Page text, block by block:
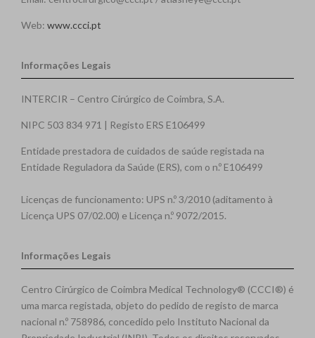
Web: www.ccci.pt
Informações Legais
INTERCIR – Centro Cirúrgico de Coimbra, S.A.
NIPC 503 834 971 | Registo ERS E106499
Entidade prestadora de cuidados de saúde registada na
Entidade Reguladora da Saúde (ERS), com o n.º E106499
Licenças de funcionamento: UPS n.º 3/2010 (aditamento à
Licença UPS 07/02.00) e Licença n.º 9072/2015.
Informações Legais
Centro Cirúrgico de Coimbra Medical Technology® (CCCI®) é
uma marca registada, objeto do pedido de registo de marca
nacional n.º 758986, concedido pelo Instituto Nacional da